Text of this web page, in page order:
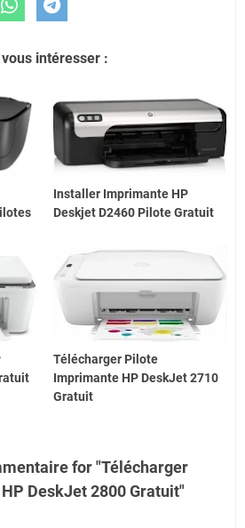
intéresser :
Installer Imprimante HP
Deskjet D2460 Pilote Gratuit
Télécharger Pilote
Imprimante HP DeskJet 2710
Gratuit
for "Télécharger
DeskJet 2800 Gratuit"